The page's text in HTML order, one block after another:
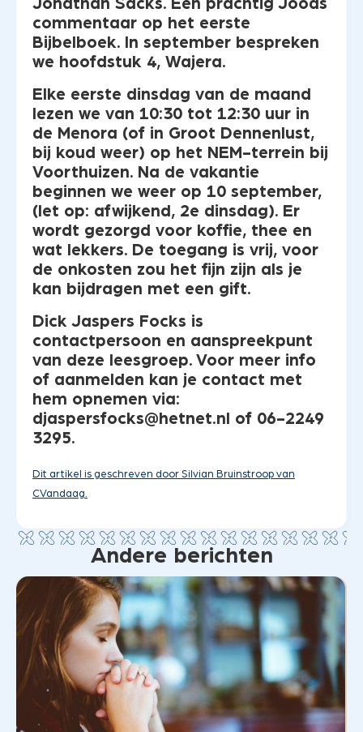
Jonathan Sacks. Een prachtig Joods
commentaar op het eerste
Bijbelboek. In september bespreken
we hoofdstuk 4, Wajera.
Elke eerste dinsdag van de maand
lezen we van 10:30 tot 12:30 uur in
de Menora (of in Groot Dennenlust,
bij koud weer) op het NEM-terrein bij
Voorthuizen. Na de vakantie
beginnen we weer op 10 september,
(let op: afwijkend, 2e dinsdag). Er
wordt gezorgd voor koffie, thee en
wat lekkers. De toegang is vrij, voor
de onkosten zou het fijn zijn als je
kan bijdragen met een gift.
Dick Jaspers Focks is
contactpersoon en aanspreekpunt
van deze leesgroep. Voor meer info
of aanmelden kan je contact met
hem opnemen via:
djaspersfocks@hetnet.nl of 06-2249
3295.
Dit artikel is geschreven door Silvian Bruinstroop van
CVandaag.
Andere berichten